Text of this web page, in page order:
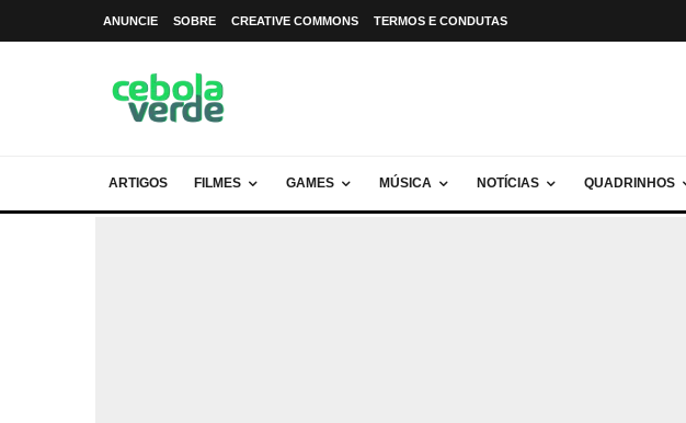
ANUNCIE SOBRE CREATIVE COMMONS TERMOS E CONDUTAS
ARTIGOS FILMES GAMES MÚSICA NOTÍCIAS QUADRINHOS